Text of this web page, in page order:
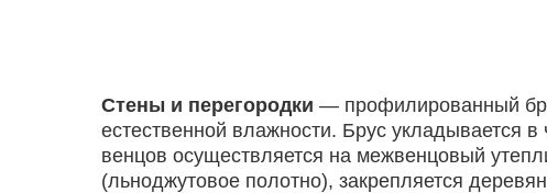
Стены и перегородки — профилированный
естественной влажности. Брус укладывается в
венцов осуществляется на межвенцовый
(льноджутовое полотно), закрепляется